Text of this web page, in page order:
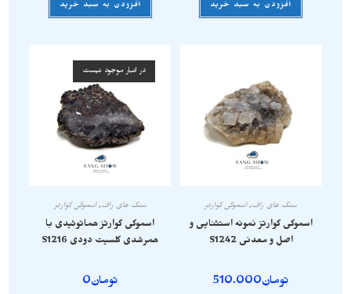
افزودن به سبد خرید افزودن به سبد خرید
سنگ های راف,اسموکی کوارتز
اسموکی کوارتز نمونه استثنایی و
اصل و معدنی S1242
تومان510.000
در انبار موجود نیست
سنگ های راف,اسموکی کوارتز
اسموکی کوارتز هماتوئیدی با
همرشدی کلسیت دودی S1216
تومان0